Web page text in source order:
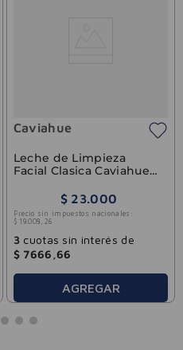
Caviahue
Leche de Limpieza
Facial Clasica Caviahue
$ 23.000
Precio sin impuestos nacionales:
$ 19.008 , 26
3cuotas sin interés de
$ 7666 66
AGREGAR